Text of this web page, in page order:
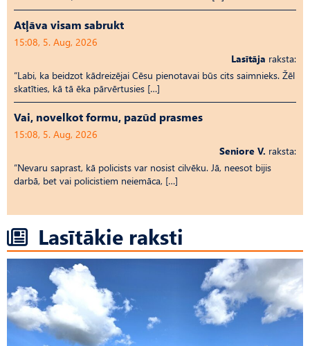
Atļāva visam sabrukt
15:08, 5. Aug, 2026
Lasītāja raksta:
“Labi, ka beidzot kādreizējai Cēsu pienotavai būs cits saimnieks. Žēl
skatīties, kā tā ēka pārvērtusies […]
Vai, novelkot formu, pazūd prasmes
15:08, 5. Aug, 2026
Seniore V. raksta:
“Nevaru saprast, kā policists var nosist cilvēku. Jā, neesot bijis
darbā, bet vai policistiem neiemāca, […]
Lasītākie raksti